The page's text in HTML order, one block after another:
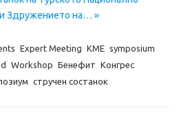
Здружението на… »
Expert Meeting KME symposium
Workshop Бенефит Конгрес
стручен состанок